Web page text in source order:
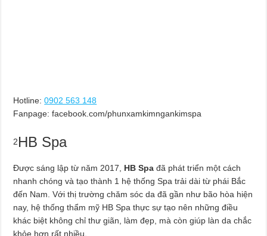
Hotline: 0902 563 148
Fanpage: facebook.com/phunxamkimngankimspa
2HB Spa
Được sáng lập từ năm 2017, HB Spađã phát triển một cách
nhanh chóng và tạo thành 1 hệ thống Spa trải dài từ phái Bắc
đến Nam. Với thị trường chăm sóc da đã gần như bão hòa hiện
nay, hệ thống thẩm mỹ HB Spa thực sự tạo nên những điều
khác biệt không chỉ thư giãn, làm đẹp, mà còn giúp làn da chắc
khỏe hơn rất nhiều.